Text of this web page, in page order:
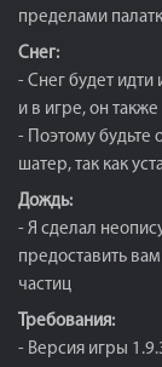
пределами
Снег:
- Снег будет
и в игре, он
- Поэтому будьте
шатер, так как
Дождь:
- Я сделал
предоставить
частиц
Требования:
- Версия игры